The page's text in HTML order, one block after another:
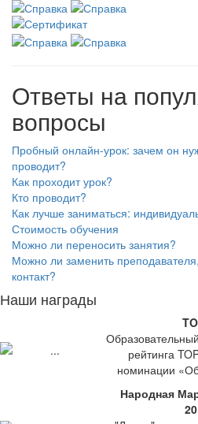
Ответы на
вопросы
Пробный онлайн-урок: зачем он
проводит?
Как проходит урок?
Кто проводит?
Как лучше заниматься:
Стоимость обучения
Можно ли переносить занятия?
Можно ли заменить
контакт?
Наши награды
рейтинга
номинации
Народная